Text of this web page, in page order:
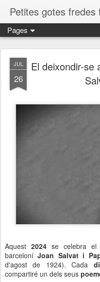
Pages
JUL
26
El deixondir-se
Aquest 2024 se celebra el
barceloníJoan Salvat i
d'agost de 1924). Cada
compartiré un dels seus